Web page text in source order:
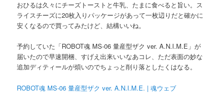
おひるは久々にチーズトーストと牛乳、たまに食べると旨い。ス
ライスチーズに20枚入りパッケージがあって一枚辺りだと確かに
安くなるので買ってみたけど、結構いいね。
予約していた「ROBOT魂 MS-06 量産型ザク ver. A.N.I.M.E」が
届いたので早速開梱、すげえ出来いいなあコレ、ただ表面の妙な
追加ディティールが煩いのでちょっと削り落としたくはなる。
ROBOT魂 MS-06 量産型ザク ver. A.N.I.M.E. | 魂ウェブ